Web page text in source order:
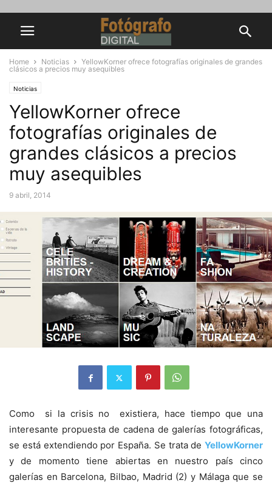
Home Noticias
YellowKorner ofrece fotografías originales de grandes
clásicos a precios muy asequibles
Noticias
YellowKorner ofrece
fotografías originales de
grandes clásicos a precios
muy asequibles
9 abril, 2014
Como si la crisis no existiera, hace tiempo que una
interesante propuesta de cadena de galerías fotográficas,
se está extendiendo por España. Se trata de YellowKorner
y de momento tiene abiertas en nuestro país cinco
galerías en Barcelona, Bilbao, Madrid (2) y Málaga que se